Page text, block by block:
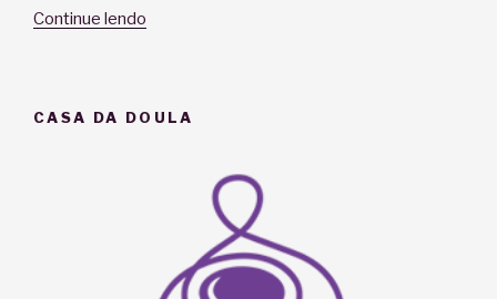
Continue lendo
uma
CASA DA DOULA